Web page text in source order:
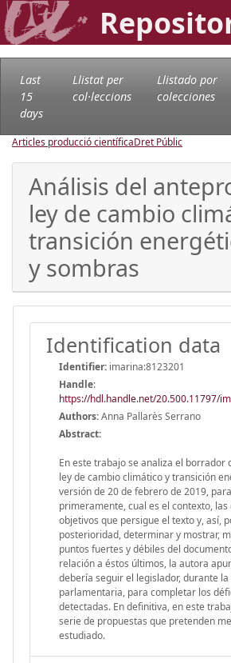
Last
15
days
Llistat per
col·leccions
Llistado por
colecciones
Articles producció científicaDret Públic
Análisis del
ley de cambio
transición
y sombras
Identification data
Identifier: imarina:8123201
Handle:
https://hdl.handle.net/20.500.11797/
Authors:Anna Pallarès Serrano
Abstract:
En este trabajo se analiza el borrador
ley de cambio climático y transición
versión de 20 de febrero de 2019,
primeramente, cual es el contexto,
objetivos que persigue el texto y, así,
posterioridad, determinar y mostrar,
puntos fuertes y débiles del
relación a éstos últimos, la autora
debería seguir el legislador, durante
parlamentaria, para completar los
detectadas. En definitiva, en este
serie de propuestas que pretenden
estudiado.